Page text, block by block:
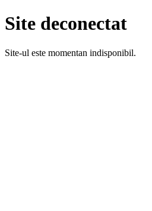
Site deconectat
Site-ul este momentan indisponibil.